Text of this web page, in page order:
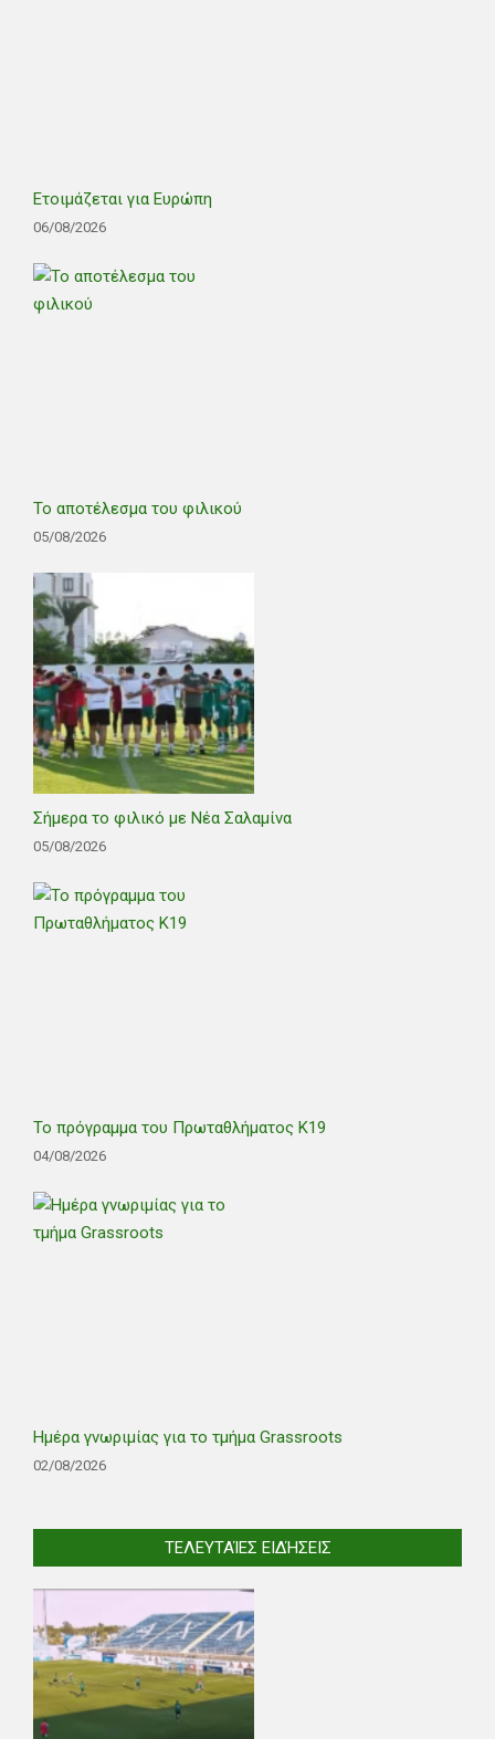
Ετοιμάζεται για Ευρώπη
06/08/2026
Το αποτέλεσμα του φιλικού
05/08/2026
Σήμερα το φιλικό με Νέα Σαλαμίνα
05/08/2026
Το πρόγραμμα του Πρωταθλήματος Κ19
04/08/2026
Ημέρα γνωριμίας για το τμήμα Grassroots
02/08/2026
ΤΕΛΕΥΤΑΊΕΣ ΕΙΔΉΣΕΙΣ